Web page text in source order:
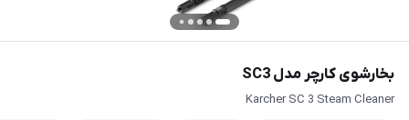
بخارشوی کارچر مدل SC3
Karcher SC 3 Steam Cleaner